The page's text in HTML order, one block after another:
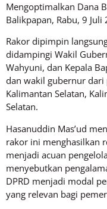
Mengoptimalkan Dana
Balikpapan, Rabu, 9 Juli
Rakor dipimpin
didampingi Wakil
Wahyuni, dan Kepala
dan wakil gubernur dari
Kalimantan Selatan,
Selatan.
Hasanuddin Mas’ud
rakor ini menghasilkan
menjadi acuan
menyebutkan
DPRD menjadi modal
yang relevan bagi